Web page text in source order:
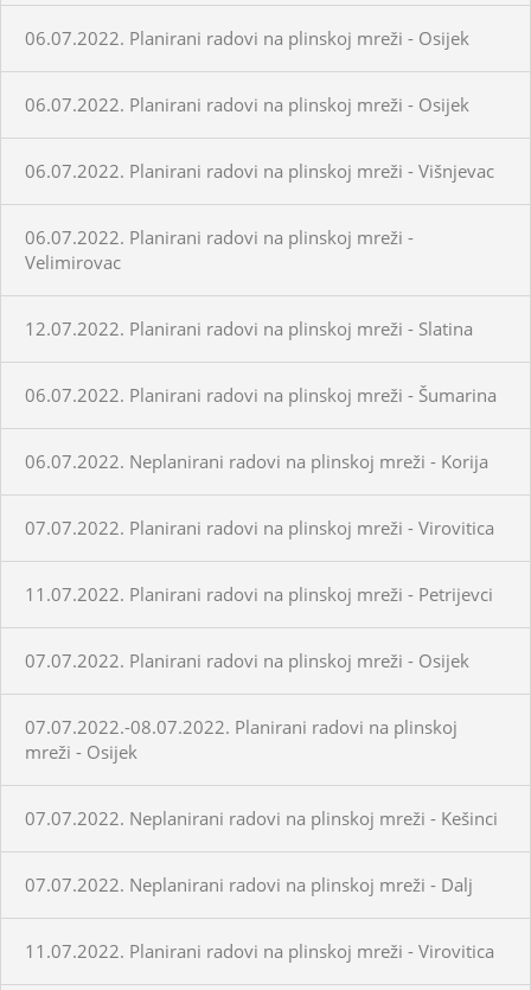
06.07.2022. Planirani radovi na plinskoj mreži - Osijek
06.07.2022. Planirani radovi na plinskoj mreži - Osijek
06.07.2022. Planirani radovi na plinskoj mreži - Višnjevac
06.07.2022. Planirani radovi na plinskoj mreži -
Velimirovac
12.07.2022. Planirani radovi na plinskoj mreži - Slatina
06.07.2022. Planirani radovi na plinskoj mreži - Šumarina
06.07.2022. Neplanirani radovi na plinskoj mreži - Korija
07.07.2022. Planirani radovi na plinskoj mreži - Virovitica
11.07.2022. Planirani radovi na plinskoj mreži - Petrijevci
07.07.2022. Planirani radovi na plinskoj mreži - Osijek
07.07.2022.-08.07.2022. Planirani radovi na plinskoj
mreži - Osijek
07.07.2022. Neplanirani radovi na plinskoj mreži - Kešinci
07.07.2022. Neplanirani radovi na plinskoj mreži - Dalj
11.07.2022. Planirani radovi na plinskoj mreži - Virovitica